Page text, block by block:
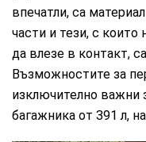
впечатли, са
части и тези, с които
да влезе в контакт,
Възможностите за
изключително важни
багажника от 391 л,